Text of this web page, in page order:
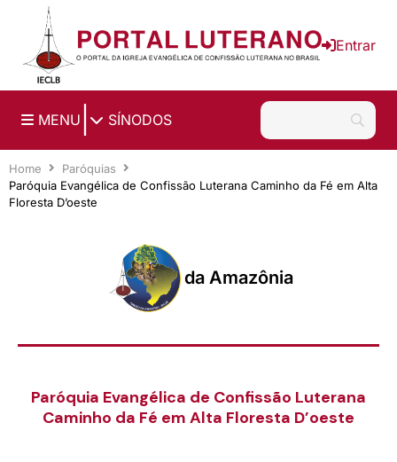
Ir para o conteúdo principal
Entrar
MENU SÍNODOS
Home
Paróquias
Paróquia Evangélica de Confissão Luterana Caminho da Fé em Alta
Floresta D’oeste
da Amazônia
Paróquia Evangélica de Confissão Luterana
Caminho da Fé em Alta Floresta D’oeste